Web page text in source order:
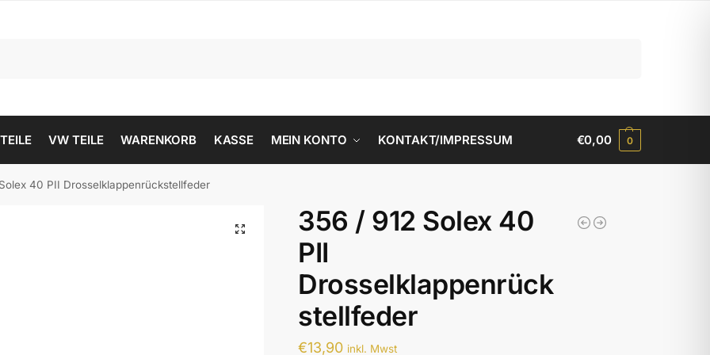
VW TEILE WARENKORB KASSE MEIN KONTO KONTAKT/IMPRESSUM €0,00 0
40 PII Drosselklappenrückstellfeder
356 / 912 Solex 40
PII
Drosselklappenrück
stellfeder
€13,90 inkl. Mwst